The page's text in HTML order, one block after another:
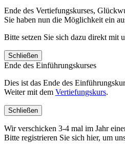
Ende des Vertiefungskurses,
Sie haben nun die Möglichkeit ein
Bitte setzen Sie sich dazu direkt mit
Schließen
Ende des Einführungskurses
Dies ist das Ende des
Weiter mit dem Vertiefungskurs.
Schließen
Wir verschicken 3-4 mal im Jahr
Bitte registrieren Sie sich hier, um